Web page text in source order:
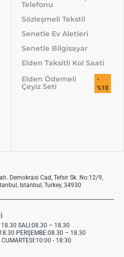
Telefonu
Sözleşmeli Tekstil
Senetle Ev Aletleri
Senetle Bilgisayar
Elden Taksitli Kol Saati
Elden Ödemeli
Çeyiz Seti
-
%10
Demokrasi Cad, Tefsir Sk. No:12/9,
Istanbul, Turkey, 34930
18.30 SALI:08.30 – 18.30
PERŞEMBE:08.30 – 18.30
- 18:30